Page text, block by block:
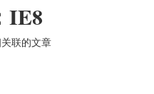
IE8
联的文章